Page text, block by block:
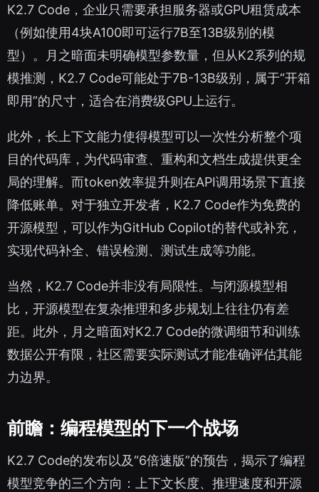
K2.7 Code，企业只需要承担服务器或GPU租赁成本
（例如使用4块A100即可运行7B至13B级别的模
型）。月之暗面未明确模型参数量，但从K2系列的规
模推测，K2.7 Code可能处于7B-13B级别，属于“开箱
即用”的尺寸，适合在消费级GPU上运行。
此外，长上下文能力使得模型可以一次性分析整个项
目的代码库，为代码审查、重构和文档生成提供更全
局的理解。而token效率提升则在API调用场景下直接
降低账单。对于独立开发者，K2.7 Code作为免费的
开源模型，可以作为GitHub Copilot的替代或补充，
实现代码补全、错误检测、测试生成等功能。
当然，K2.7 Code并非没有局限性。与闭源模型相
比，开源模型在复杂推理和多步规划上往往仍有差
距。此外，月之暗面对K2.7 Code的微调细节和训练
数据公开有限，社区需要实际测试才能准确评估其能
力边界。
前瞻：编程模型的下一个战场
K2.7 Code的发布以及“6倍速版”的预告，揭示了编程
模型竞争的三个方向：上下文长度、推理速度和开源